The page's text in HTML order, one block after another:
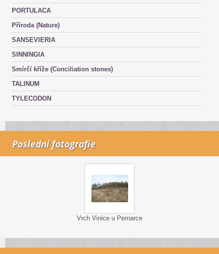
PORTULACA
Příroda (Nature)
SANSEVIERIA
SINNINGIA
Smírčí kříže (Conciliation stones)
TALINUM
TYLECODON
Poslední fotografie
Vrch Vinice u Pernarce